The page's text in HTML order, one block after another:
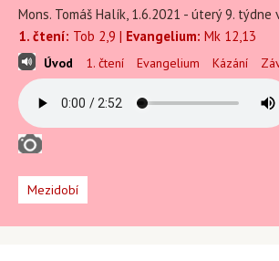
Mons. Tomáš Halík, 1.6.2021 - úterý 9. týdne
1. čtení: Tob 2,9 | Evangelium: Mk 12,13
Úvod 1. čtení Evangelium Kázání
Mezidobí